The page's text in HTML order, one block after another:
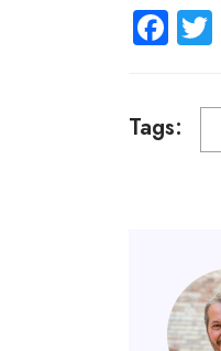
Fa
ce
o
ok
Tags: